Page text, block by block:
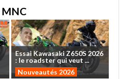
MNC
Essai Kawasaki Z650S 2026
: le roadsterquiveut ...
Nouveautés 2026